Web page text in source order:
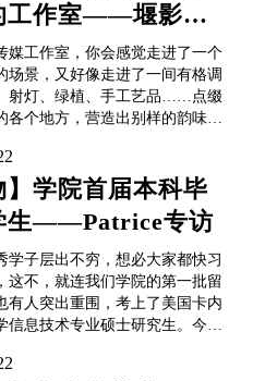
工作室——堰影传
采访
媒工作室，你会感觉走进了一个
场景，又好像走进了一间有格调
射灯、绿植、手工艺品……点缀
各个地方，营造出别样的韵味。
和同学，一定是热爱生活的人。
在这里，你能做什么？堰影传媒
在学院数艺系办公楼的顶层，责
一...
】学院首届本科毕
生——Patrice专访
学子层出不穷，想必大家都快习
这不，就连我们学院的第一批留
有人突出重围，考上了美国卡内
信息技术专业硕士研究生。今年
了！祝贺学院信软系14级软